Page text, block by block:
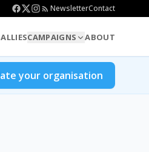
NewsletterContact
ALLIESCAMPAIGNS ABOUT
your organisation